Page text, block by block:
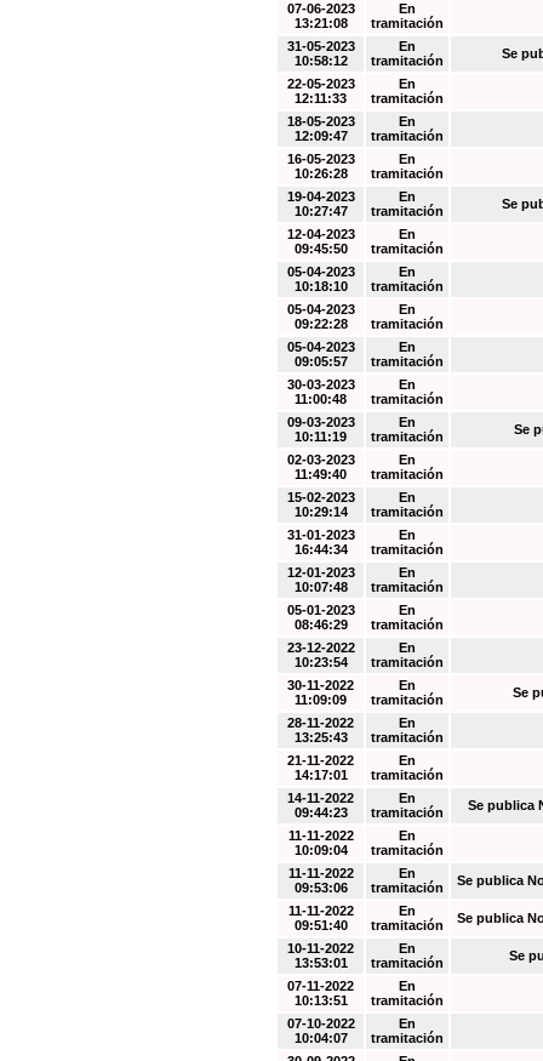
07-06-2023
13:21:08
En
tramitación
31-05-2023
10:58:12
En
tramitación
Se
22-05-2023
12:11:33
En
tramitación
18-05-2023
12:09:47
En
tramitación
16-05-2023
10:26:28
En
tramitación
19-04-2023
10:27:47
En
tramitación
Se
12-04-2023
09:45:50
En
tramitación
05-04-2023
10:18:10
En
tramitación
05-04-2023
09:22:28
En
tramitación
05-04-2023
09:05:57
En
tramitación
30-03-2023
11:00:48
En
tramitación
09-03-2023
10:11:19
En
tramitación
Se
02-03-2023
11:49:40
En
tramitación
15-02-2023
10:29:14
En
tramitación
31-01-2023
16:44:34
En
tramitación
12-01-2023
10:07:48
En
tramitación
05-01-2023
08:46:29
En
tramitación
23-12-2022
10:23:54
En
tramitación
30-11-2022
11:09:09
En
tramitación
Se
28-11-2022
13:25:43
En
tramitación
21-11-2022
14:17:01
En
tramitación
14-11-2022
09:44:23
En
tramitación
Se publica
11-11-2022
10:09:04
En
tramitación
11-11-2022
09:53:06
En
tramitación
Se publica
11-11-2022
09:51:40
En
tramitación
Se publica
10-11-2022
13:53:01
En
tramitación
Se
07-11-2022
10:13:51
En
tramitación
07-10-2022
10:04:07
En
tramitación